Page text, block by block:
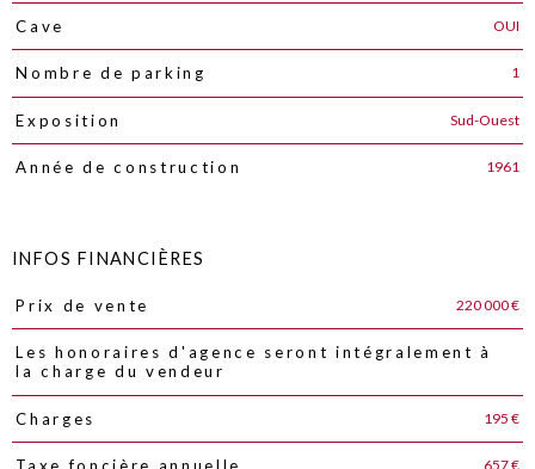
Cave OUI
Nombre de parking 1
Exposition Sud-Ouest
Année de construction 1961
INFOS FINANCIÈRES
Caractéristiques Valeurs
Prix de vente 220 000 €
Les honoraires d'agence seront intégralement à
la charge du vendeur
Charges 195 €
657 €